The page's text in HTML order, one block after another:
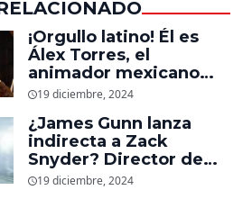
¡Orgullo latino! Él es
Álex Torres, el
animador mexicano
que trabajó en ‘La
Rohirrim,’ ‘Jujutsu
Kaisen’ y ‘One Piece’
19 diciembre, 2024
¿James Gunn lanza
indirecta a Zack
Snyder? Director de
‘Superman’ explica
19 diciembre, 2024